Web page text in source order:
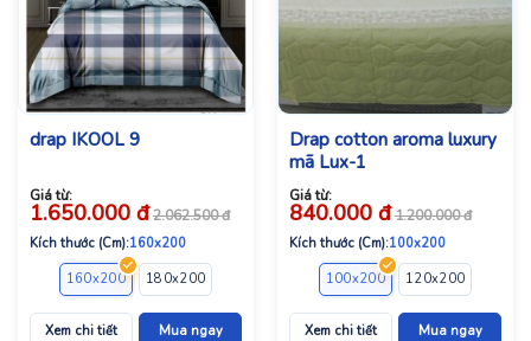
drap IKOOL 9
Giá từ:
1.650.000 đ 2.062.500đ
Kích thước (Cm):160x200
160x200
180x200
Xem chi tiết Mua ngay
Drap cotton aroma luxury
mã Lux-1
Giá từ:
840.000 đ 1.200.000đ
Kích thước (Cm):100x200
100x200
120x200
Xem chi tiết Mua ngay